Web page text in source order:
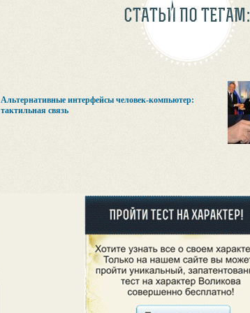
СТАТЬИ ПО ТЕГАМ:
Альтернативные интерфейсы человек-компьютер:
тактильная связь